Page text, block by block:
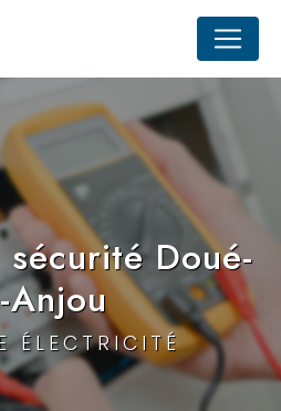
Doué-
Anjou
ÉLECTRICITÉ